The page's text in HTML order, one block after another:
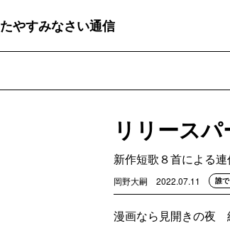
たやすみなさい通信
リリースパ
新作短歌８首による連
岡野大嗣 2022.07.11 誰
漫画なら見開きの夜